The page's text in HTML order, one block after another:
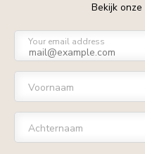
Bekijk onze
Your email address
Voornaam
Achternaam